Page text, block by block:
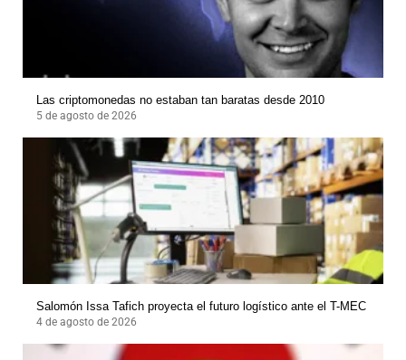
Las criptomonedas no estaban tan baratas desde 2010
5 de agosto de 2026
Salomón Issa Tafich proyecta el futuro logístico ante el T-MEC
4 de agosto de 2026